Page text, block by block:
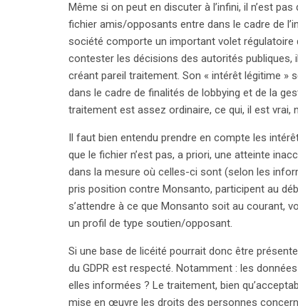
Même si on peut en discuter à l’infini, il n’est
fichier amis/opposants entre dans le cadre de
société comporte un important volet
contester les décisions des autorités publiques,
créant pareil traitement. Son « intérêt légitime »
dans le cadre de finalités de lobbying et de la
traitement est assez ordinaire, ce qui, il est vrai,
Il faut bien entendu prendre en compte les
que le fichier n’est pas, a priori, une atteinte
dans la mesure où celles-ci sont (selon les
pris position contre Monsanto, participent au
s’attendre à ce que Monsanto soit au courant,
un profil de type soutien/opposant.
Si une base de licéité pourrait donc être
du GDPR est respecté. Notamment : les
elles informées ? Le traitement, bien
mise en œuvre les droits des personnes
search